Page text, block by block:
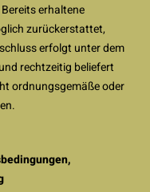
erhaltene
zurückerstattet,
erfolgt unter dem
rechtzeitig beliefert
ordnungsgemäße oder